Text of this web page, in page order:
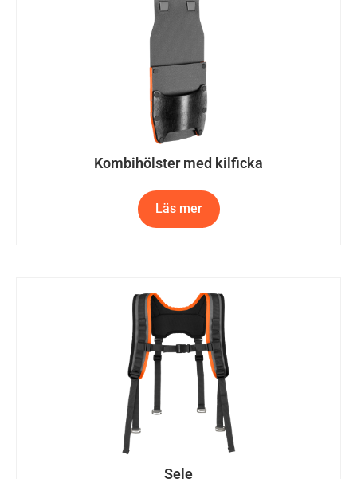
Kombihölster med kilficka
Läs mer
Sele